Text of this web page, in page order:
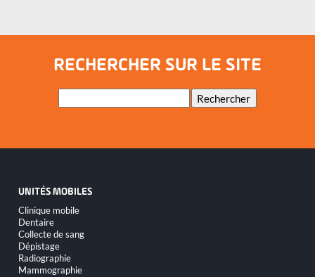
RECHERCHER SUR LE SITE
Mots-
Rechercher
UNITÉS MOBILES
Aller
au
contenu
Clinique mobile
Dentaire
Collecte de sang
Dépistage
Radiographie
Mammographie